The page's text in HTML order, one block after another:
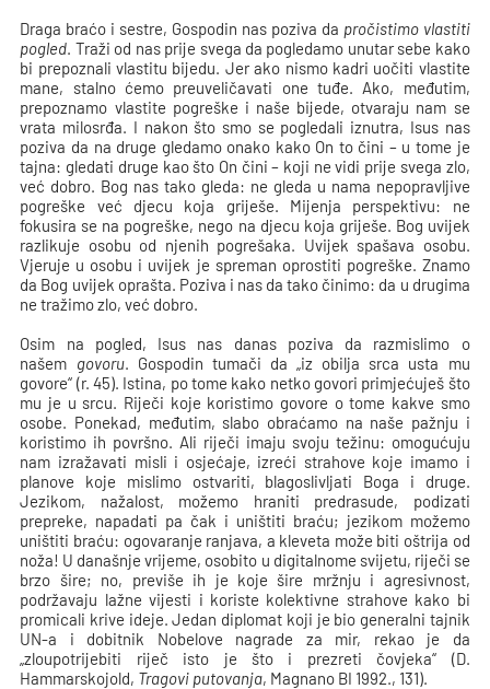
Draga braćo i sestre, Gospodin nas poziva da pročistimo vlastiti
pogled. Traži od nas prije svega da pogledamo unutar sebe kako
bi prepoznali vlastitu bijedu. Jer ako nismo kadri uočiti vlastite
mane, stalno ćemo preuveličavati one tuđe. Ako, međutim,
prepoznamo vlastite pogreške i naše bijede, otvaraju nam se
vrata milosrđa. I nakon što smo se pogledali iznutra, Isus nas
poziva da na druge gledamo onako kako On to čini – u tome je
tajna: gledati druge kao što On čini – koji ne vidi prije svega zlo,
već dobro. Bog nas tako gleda: ne gleda u nama nepopravljive
pogreške već djecu koja griješe. Mijenja perspektivu: ne
fokusira se na pogreške, nego na djecu koja griješe. Bog uvijek
razlikuje osobu od njenih pogrešaka. Uvijek spašava osobu.
Vjeruje u osobu i uvijek je spreman oprostiti pogreške. Znamo
da Bog uvijek oprašta. Poziva i nas da tako činimo: da u drugima
ne tražimo zlo, već dobro.
Osim na pogled, Isus nas danas poziva da razmislimo o
našem govoru. Gospodin tumači da „iz obilja srca usta mu
govore“ (r. 45). Istina, po tome kako netko govori primjećuješ što
mu je u srcu. Riječi koje koristimo govore o tome kakve smo
osobe. Ponekad, međutim, slabo obraćamo na naše pažnju i
koristimo ih površno. Ali riječi imaju svoju težinu: omogućuju
nam izražavati misli i osjećaje, izreći strahove koje imamo i
planove koje mislimo ostvariti, blagoslivljati Boga i druge.
Jezikom, nažalost, možemo hraniti predrasude, podizati
prepreke, napadati pa čak i uništiti braću; jezikom možemo
uništiti braću: ogovaranje ranjava, a kleveta može biti oštrija od
noža! U današnje vrijeme, osobito u digitalnome svijetu, riječi se
brzo šire; no, previše ih je koje šire mržnju i agresivnost,
podržavaju lažne vijesti i koriste kolektivne strahove kako bi
promicali krive ideje. Jedan diplomat koji je bio generalni tajnik
UN-a i dobitnik Nobelove nagrade za mir, rekao je da
„zloupotrijebiti riječ isto je što i prezreti čovjeka“ (D.
Hammarskojold, Tragovi putovanja, Magnano BI 1992., 131).